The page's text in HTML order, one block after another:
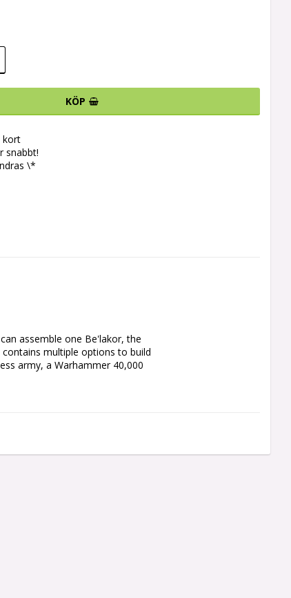
KÖP
kort
snabbt!
\*
assemble one Be'lakor, the
multiple options to build
army, a Warhammer 40,000